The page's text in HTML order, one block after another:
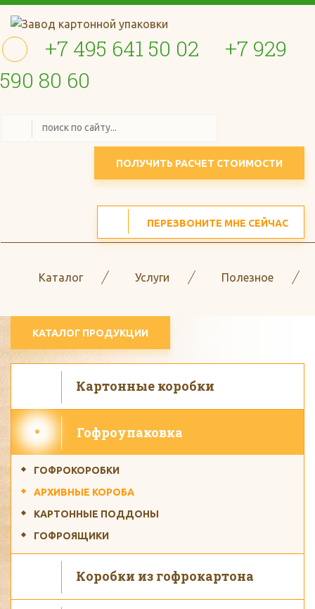
+7 495 641 50 02
+7 929
590 80 60
ПОЛУЧИТЬ РАСЧЕТ СТОИМОСТИ
ПЕРЕЗВОНИТЕ МНЕ СЕЙЧАС
Каталог Услуги Полезное
КАТАЛОГ ПРОДУКЦИИ
Картонные коробки
Гофроупаковка
ГОФРОКОРОБКИ
АРХИВНЫЕ КОРОБА
КАРТОННЫЕ ПОДДОНЫ
ГОФРОЯЩИКИ
Коробки из гофрокартона